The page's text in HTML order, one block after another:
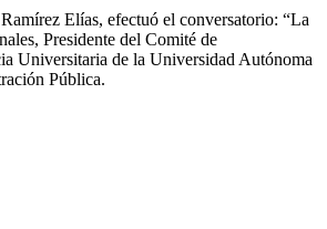
Elías, efectuó el conversatorio: “La
Presidente del Comité de
Universitaria de la Universidad Autónoma
Pública.